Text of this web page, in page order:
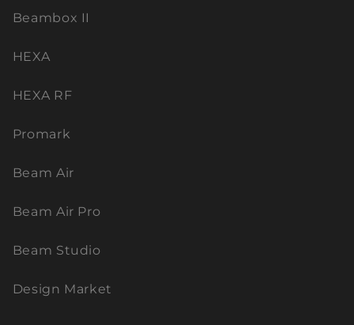
Beambox II
HEXA
HEXA RF
Promark
Beam Air
Beam Air Pro
Beam Studio
Design Market